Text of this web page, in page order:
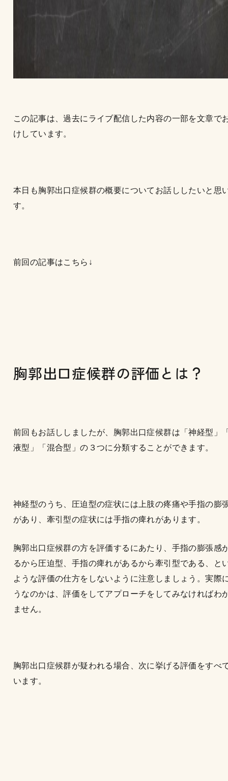
この記事は、過去にライブ配信した内容の一部を文章で
けしています。
本日も胸郭出口症候群の概要についてお話ししたいと思
す。
前回の記事はこちら↓
胸郭出口症候群の評価とは？
前回もお話ししましたが、胸郭出口症候群は「神経型」
液型」「混合型」の３つに分類することができます。
神経型のうち、圧迫型の症状には上肢の疼痛や手指の膨
があり、牽引型の症状には手指の痺れがあります。
胸郭出口症候群の方を評価するにあたり、手指の膨張感
るから圧迫型、手指の痺れがあるから牽引型である、と
ような評価の仕方をしないように注意しましょう。実際
うなのかは、評価をしてアプローチをしてみなければわ
ません。
胸郭出口症候群が疑われる場合、次に挙げる評価をすべ
います。